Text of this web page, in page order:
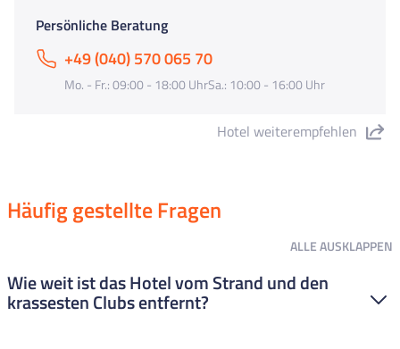
Persönliche Beratung
+49 (040) 570 065 70
Mo. - Fr.: 09:00 - 18:00 UhrSa.: 10:00 - 16:00 Uhr
Hotel weiterempfehlen
Häufig gestellte Fragen
ALLEAUSKLAPPEN
Wie weit ist das Hotel vom Strand und den
krassesten Clubs entfernt?